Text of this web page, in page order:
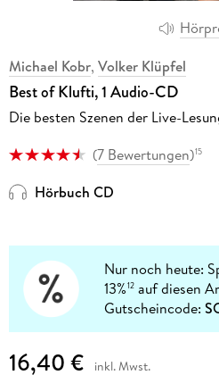
Michael Kobr, Volker Klüpfel
Best of Klufti, 1 Audio-CD
Die besten Szenen der Live-
(7 Bewertungen)15
Hörbuch CD
Nur noch heute:
13%12 auf diesen
Gutscheincode:
16,40 € inkl. Mwst.